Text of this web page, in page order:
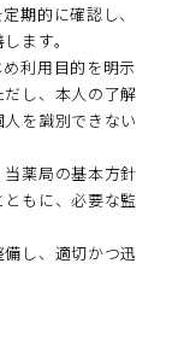
期的に確認し、
ます。
利用目的を明示
し、本人の了解
を識別できない
薬局の基本方針
もに、必要な監
し、適切かつ迅